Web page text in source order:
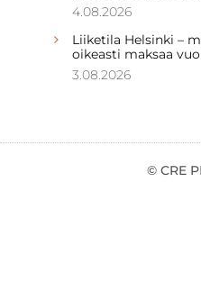
4.08.2026
Liiketila Helsinki –
oikeasti maksaa
3.08.2026
© CRE